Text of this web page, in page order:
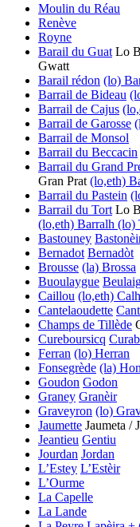
Moulin du Réau
Renève
Royne
Barail du Guat Lo
Gwatt
Barail rédon (lo)
Barrail de Bideau
Barrail de Cajus
Barrail de Garosse
Barrail de Monsol
Barrail du Beccacin
Barrail du Grand
Gran Prat (lo,eth)
Barrail du Pastein
Barrail du Tort Lo
(lo,eth) Barralh (lo)
Bastouney
Bernadot Bernadòt
Brousse (la) Brossa
Buoulaygue
Caillou (lo,eth)
Cantelaoudette
Champs de Tillède
Cureboursicq
Ferran (lo) Herran
Fonsegrède (la)
Goudon Godon
Graney Granèir
Graveyron (lo)
Jaumette Jaumeta /
Jeantieu Gentiu
Jourdan Jordan
L’Estey L’Estèir
L’Ourme
La Capelle
La Lande